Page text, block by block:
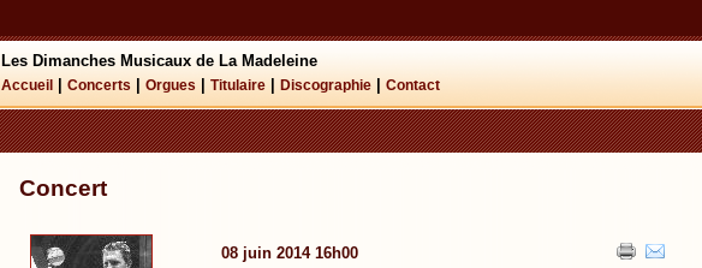
Les Dimanches Musicaux de La Madeleine
Accueil Concerts Orgues Titulaire Discographie Contact
Concert
08 juin 2014 16h00